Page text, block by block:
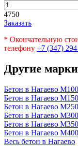
4750
Заказать
* Окончательную
телефону +7 (347)
Другие
Бетон в Нагаево М100
Бетон в Нагаево М150
Бетон в Нагаево М250
Бетон в Нагаево М300
Бетон в Нагаево М350
Бетон в Нагаево М400
Весь бетон в Нагаево